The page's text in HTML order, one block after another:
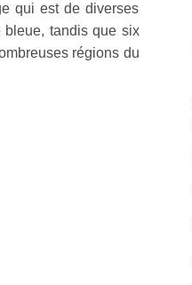
qui est de diverses
bleue, tandis que six
régions du